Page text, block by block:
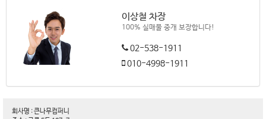
이상철 차장
100% 실매물 중개 보장합니다!
02-538-1911
010-4998-1911
회사명 : 큰나무컴퍼니